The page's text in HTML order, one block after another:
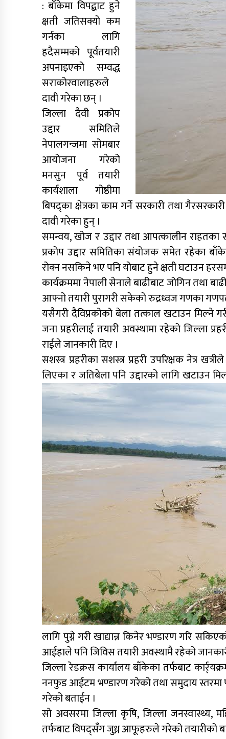
: बाँकेमा विपद्बाट हुने
क्षती जतिसक्यो कम
गर्नका लागि
हदैसम्मको पूर्वतयारी
अपनाइएको सम्वद्ध
सराकोरवालाहरुले
दावी गरेका छन् ।
जिल्ला दैवी प्रकोप
उद्दार समितिले
नेपालगन्जमा सोमबार
आयोजना गरेको
मनसुन पूर्व तयारी
कार्यशाला गोष्ठीमा
बिपद्का क्षेत्रका काम गर्ने सरकारी तथा
दावी गरेका हुन् ।
समन्वय, खोज र उद्दार तथा आपत्कालीन राहतका
प्रकोप उद्दार समितिका संयोजक समेत रहेका
रोक्न नसकिने भए पनि योबाट हुने क्षती घटाउन
कार्यक्रममा नेपाली सेनाले बाढीबाट जोगिन तथा
आफ्नो तयारी पुरागरी सकेको रुद्रध्वज गणका
यसैगरी दैविप्रकोको बेला तत्काल खटाउन मिल्ने
जना प्रहरीलाई तयारी अवस्थामा रहेको जिल्ला
राईले जानकारी दिए ।
सशस्त्र प्रहरीका सशस्त्र प्रहरी उपरिक्षक नेत्र
लिएका र जतिबेला पनि उद्दारको लागि खटाउन
लागि पुग्ने गरी खाद्यान्न किनेर भण्डारण गरि
आईहाले पनि जिविस तयारी अवस्थामै रहेको
जिल्ला रेडक्रस कार्यालय बाँकेका तर्फबाट
ननफुड आईटम भण्डारण गरेको तथा समुदाय स्तरमा
गरेको बताईन ।
सो अवसरमा जिल्ला कृषि, जिल्ला जनस्वास्थ्य,
तर्फबाट विपद्सँग जुध्न आफूहरुले गरेको तयारीको